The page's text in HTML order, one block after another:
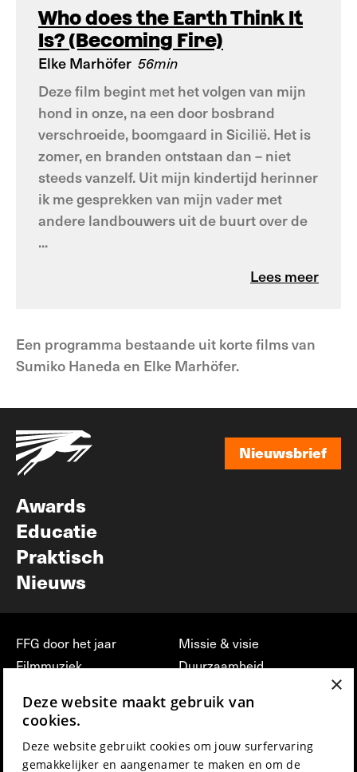
Who does the Earth Think It
Is? (Becoming Fire)
Elke Marhöfer 56min
Deze film begint met het volgen van mijn
hond in onze, na een door bosbrand
verschroeide, boomgaard in Sicilië. Het is
zomer, en branden ontstaan dan – niet
steeds vanzelf. Uit mijn kindertijd herinner
ik me gesprekken van mijn vader met
andere landbouwers uit de buurt over de
...
Lees meer
Een programma bestaande uit korte films van
Sumiko Haneda en Elke Marhöfer.
Nieuwsbrief
Awards
Educatie
Praktisch
Nieuws
FFG door het jaar
Filmmuziek
Press & Industry
Film Fest Friends
Missie & visie
Duurzaamheid
vrijwilligerswerk bij FFG
Privacy & Disclaimer
×
Deze website maakt gebruik van
cookies.
Deze website gebruikt cookies om jouw surfervaring
gemakkelijker en aangenamer te maken en om de